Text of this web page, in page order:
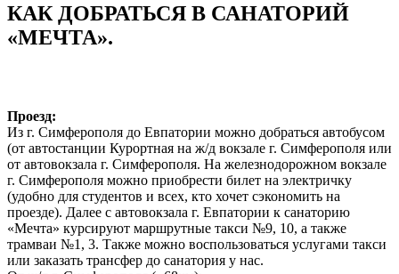
КАК ДОБРАТЬСЯ В САНАТОРИЙ
«МЕЧТА».
Проезд:
Из г. Симферополя до Евпатории можно добраться автобусом
(от автостанции Курортная на ж/д вокзале г. Симферополя или
от автовокзала г. Симферополя. На железнодорожном вокзале
г. Симферополя можно приобрести билет на электричку
(удобно для студентов и всех, кто хочет сэкономить на
проезде). Далее с автовокзала г. Евпатории к санаторию
«Мечта» курсируют маршрутные такси №9, 10, а также
трамваи №1, 3. Также можно воспользоваться услугами такси
или заказать трансфер до санатория у нас.